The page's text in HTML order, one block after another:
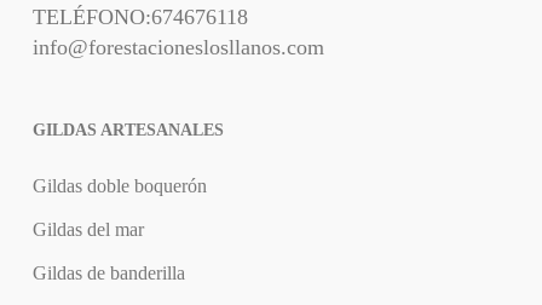
TELÉFONO:674676118
info@forestacioneslosllanos.com
GILDAS ARTESANALES
Gildas doble boquerón
Gildas del mar
Gildas de banderilla